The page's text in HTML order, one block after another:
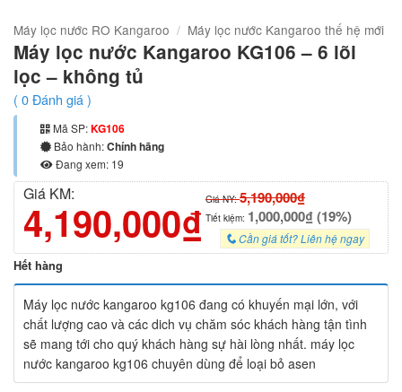
Máy lọc nước RO Kangaroo / Máy lọc nước Kangaroo thế hệ mới
Máy lọc nước Kangaroo KG106 – 6 lõi
lọc – không tủ
( 0Đánh giá )
Mã SP:KG106
Bảo hành:Chính hãng
Đang xem: 19
Giá KM:
4,190,000₫ Giá NY:5,190,000₫
Tiết kiệm: 1,000,000₫ (19%)
Cần giá tốt? Liên hệ ngay
Hết hàng
Máy lọc nước kangaroo kg106 đang có khuyến mại lớn, với
chất lượng cao và các dich vụ chăm sóc khách hàng tận tình
sẽ mang tới cho quý khách hàng sự hài lòng nhất. máy lọc
nước kangaroo kg106 chuyên dùng để loại bỏ asen